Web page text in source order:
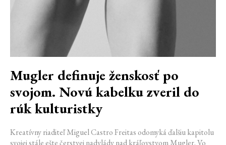
Mugler definuje ženskosť po
svojom. Novú kabelku zveril do
rúk kulturistky
Kreatívny riaditeľ Miguel Castro Freitas odomyká ďalšiu kapitolu
svojej stále ešte čerstvej nadvlády nad kráľovstvom Mugler. Vo